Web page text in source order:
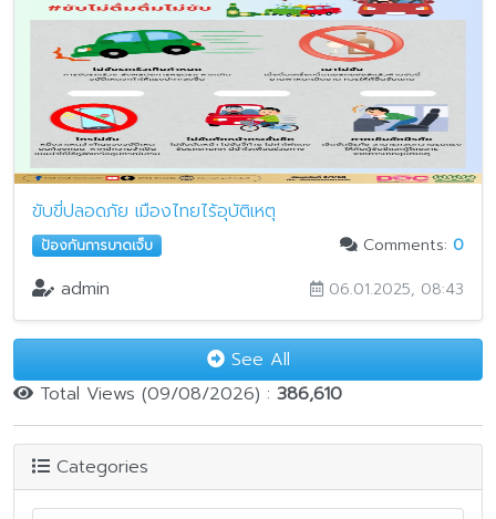
ขับขี่ปลอดภัย เมืองไทยไร้อุบัติเหตุ
ป้องกันการบาดเจ็บ Comments: 0
admin 06.01.2025, 08:43
See All
Total Views (09/08/2026) : 386,610
Categories